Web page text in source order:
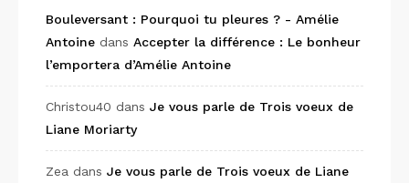
Bouleversant : Pourquoi tu pleures ? - Amélie
Antoine dans Accepter la différence : Le bonheur
l’emportera d’Amélie Antoine
Christou40 dans Je vous parle de Trois voeux de
Liane Moriarty
Zea dans Je vous parle de Trois voeux de Liane